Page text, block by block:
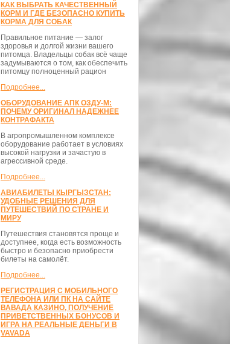
КАК ВЫБРАТЬ КАЧЕСТВЕННЫЙ
КОРМ И ГДЕ БЕЗОПАСНО КУПИТЬ
КОРМА ДЛЯ СОБАК
Правильное питание — залог
здоровья и долгой жизни вашего
питомца. Владельцы собак всё чаще
задумываются о том, как обеспечить
питомцу полноценный рацион
Подробнее...
ОБОРУДОВАНИЕ АПК ОЗДУ-М:
ПОЧЕМУ ОРИГИНАЛ НАДЕЖНЕЕ
КОНТРАФАКТА
В агропромышленном комплексе
оборудование работает в условиях
высокой нагрузки и зачастую в
агрессивной среде.
Подробнее...
АВИАБИЛЕТЫ КЫРГЫЗСТАН:
УДОБНЫЕ РЕШЕНИЯ ДЛЯ
ПУТЕШЕСТВИЙ ПО СТРАНЕ И
МИРУ
Путешествия становятся проще и
доступнее, когда есть возможность
быстро и безопасно приобрести
билеты на самолёт.
Подробнее...
РЕГИСТРАЦИЯ С МОБИЛЬНОГО
ТЕЛЕФОНА ИЛИ ПК НА САЙТЕ
ВАВАДА КАЗИНО, ПОЛУЧЕНИЕ
ПРИВЕТСТВЕННЫХ БОНУСОВ И
ИГРА НА РЕАЛЬНЫЕ ДЕНЬГИ В
VAVADA